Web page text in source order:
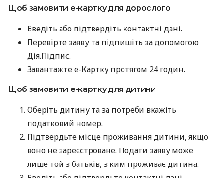
Щоб замовити е-картку для дорослого
Введіть або підтвердіть контактні дані.
Перевірте заяву та підпишіть за допомогою
Дія.Підпис.
Завантажте е-Картку протягом 24 годин.
Щоб замовити е-картку для дитини
Оберіть дитину та за потреби вкажіть
податковий номер.
Підтвердьте місце проживання дитини, якщо
воно не зареєстроване. Подати заяву може
лише той з батьків, з ким проживає дитина.